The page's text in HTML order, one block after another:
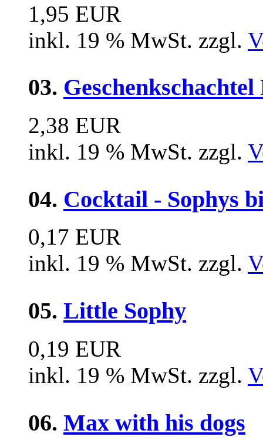
1,95 EUR
inkl. 19 % MwSt. zzgl.
03.
2,38 EUR
inkl. 19 % MwSt. zzgl.
04. Cocktail - Sophys
0,17 EUR
inkl. 19 % MwSt. zzgl.
05. Little Sophy
0,19 EUR
inkl. 19 % MwSt. zzgl.
06. Max with his dogs